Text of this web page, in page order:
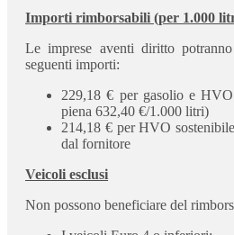
Importi rimborsabili (per 1.000
Le imprese aventi diritto
seguenti importi:
229,18 € per gasolio e
piena 632,40 €/1.000 litri)
214,18 € per HVO
dal fornitore
Veicoli esclusi
Non possono beneficiare del